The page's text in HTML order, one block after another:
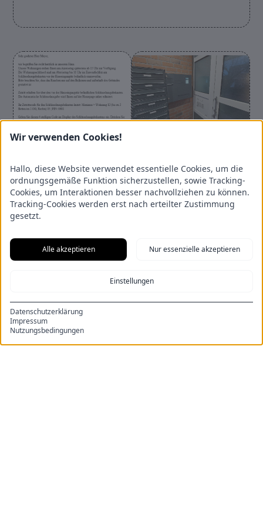
Den Wohnungsschlüssel erhalten Sie am
Anreisetages. Den Wohnungsschlüssel werfen Sie bitte bei
Abreise links oben in den Einwurfschlitz am
Schlüsselausgabekasten vor der Tür, wo Sie auch den Schlüssel
in Empfang genommen haben.
RECHTLICHES
Wir verwenden Cookies!
Hallo, diese Website verwendet essentielle Cookies, um die
ordnungsgemäße Funktion sicherzustellen, sowie Tracking-
Cookies, um Interaktionen besser nachvollziehen zu können.
Tracking-Cookies werden erst nach erteilter Zustimmung
gesetzt.
Alle akzeptieren Nur essenzielle akzeptieren
Einstellungen
Datenschutzerklärung
Impressum
Nutzungsbedingungen